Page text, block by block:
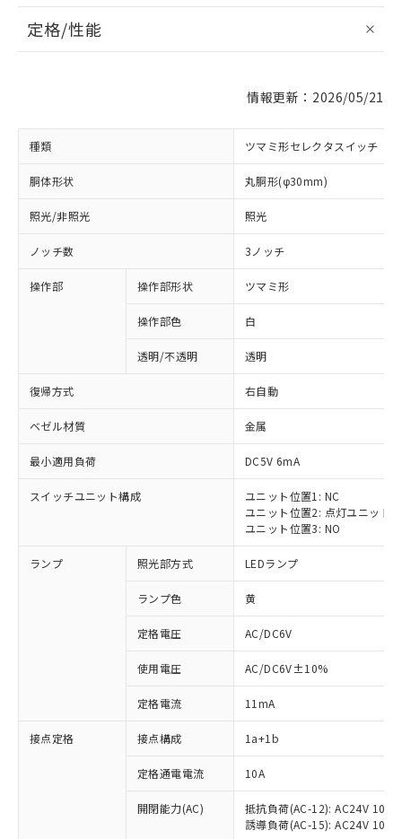
定格/性能
情報更新：2026/05/21
種類 ツマミ形セレクタスイッチ
胴体形状 丸胴形(φ30mm)
照光/非照光 照光
ノッチ数 3ノッチ
操作部 操作部形状 ツマミ形
操作部色 白
透明/不透明 透明
復帰方式 右自動
ベゼル材質 金属
最小適用負荷 DC5V 6mA
スイッチユニット構成
ユニット位置1: NC
ユニット位置2: 点灯ユニット
ユニット位置3: NO
ランプ 照光部方式 LEDランプ
ランプ色 黄
定格電圧 AC/DC6V
使用電圧 AC/DC6V±10%
定格電流 11mA
接点定格 接点構成 1a+1b
定格通電電流 10A
開閉能力(AC)
抵抗負荷(AC-12): AC24V 10A/
誘導負荷(AC-15): AC24V
ご利用条件
ご利用ください。
非含有に対応した製品が提供可能な商品で
有に対応した製品に切り替える予定のある
対応予定なし：EU RoHS指令（10物質）の
非含有に非対応の商品で、対応品を出す予
定はありません。
調査・確認中：EU RoHS指令（10物質）の